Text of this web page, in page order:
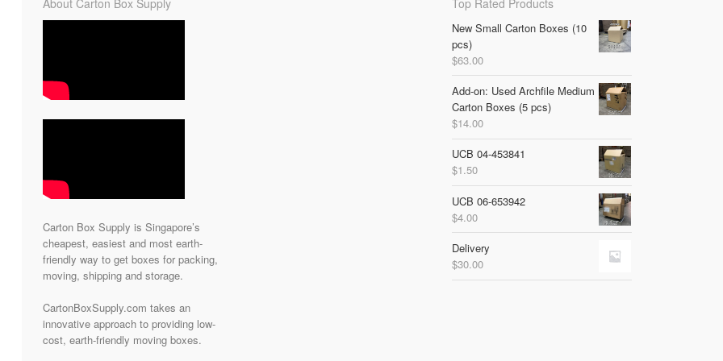
Carton Box Supply is Singapore’s
cheapest, easiest and most earth-
friendly way to get boxes for packing,
moving, shipping and storage.
CartonBoxSupply.com takes an
innovative approach to providing low-
cost, earth-friendly moving boxes.
New Small Carton Boxes (10
pcs)
$63.00
Add-on: Used Archfile Medium
Carton Boxes (5 pcs)
$14.00
UCB 04-453841
$1.50
UCB 06-653942
$4.00
Delivery
$30.00